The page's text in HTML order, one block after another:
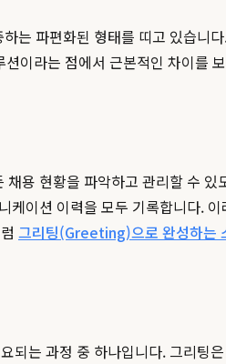
는 파편화된 형태를 띠고 있습니
이라는 점에서 근본적인 차이를
용 현황을 파악하고 관리할 수
이션 이력을 모두 기록합니다.
그리팅(Greeting)으로 완성하는
되는 과정 중 하나입니다. 그리